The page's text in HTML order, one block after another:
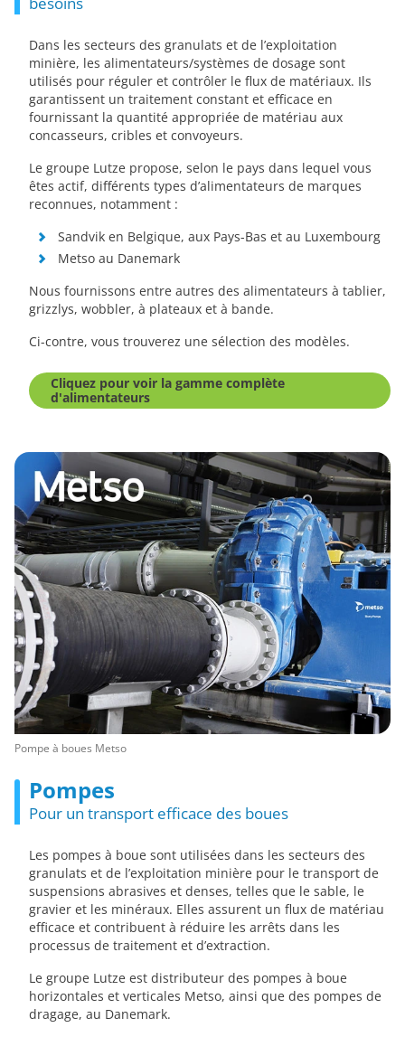
Dans les secteurs des granulats et de l’exploitation
minière, les alimentateurs/systèmes de dosage sont
utilisés pour réguler et contrôler le flux de matériaux. Ils
garantissent un traitement constant et efficace en
fournissant la quantité appropriée de matériau aux
concasseurs, cribles et convoyeurs.
Le groupe Lutze propose, selon le pays dans lequel vous
êtes actif, différents types d’alimentateurs de marques
reconnues, notamment :
Sandvik en Belgique, aux Pays-Bas et au Luxembourg
Metso au Danemark
Nous fournissons entre autres des alimentateurs à tablier,
grizzlys, wobbler, à plateaux et à bande.
Ci-contre, vous trouverez une sélection des modèles.
Cliquez pour voir la gamme complète
d'alimentateurs
Pompes
Pour un transport efficace des boues
Les pompes à boue sont utilisées dans les secteurs des
granulats et de l’exploitation minière pour le transport de
suspensions abrasives et denses, telles que le sable, le
gravier et les minéraux. Elles assurent un flux de matériau
efficace et contribuent à réduire les arrêts dans les
processus de traitement et d’extraction.
Le groupe Lutze est distributeur des pompes à boue
horizontales et verticales Metso, ainsi que des pompes de
dragage, au Danemark.
Pompe à boues Metso